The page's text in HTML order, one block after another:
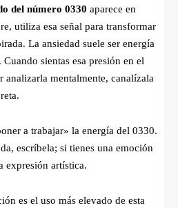
del número 0330 aparece en
utiliza esa señal para transformar
La ansiedad suele ser energía
sientas esa presión en el
analizarla mentalmente, canalízala
a trabajar» la energía del 0330.
escríbela; si tienes una emoción
expresión artística.
es el uso más elevado de esta